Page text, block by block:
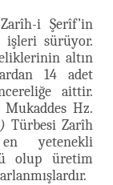
i Şerîf’in
işleri sürüyor.
altın
14 adet
aittir.
Mukaddes Hz.
Türbesi Zarîh
yetenekli
olup üretim